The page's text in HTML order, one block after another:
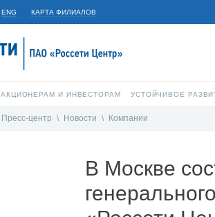
ENG КАРТА ФИЛИАЛОВ
АКЦИОНЕРАМ И ИНВЕСТОРАМ УСТОЙЧИВОЕ
Пресс-центр \ Новости \ Компании
В Москве